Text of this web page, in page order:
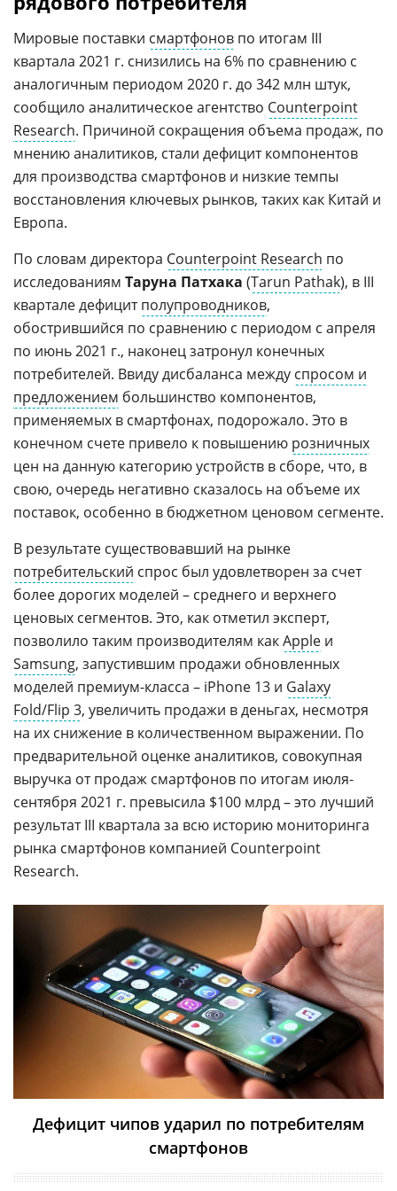
Мировые поставки смартфонов по итогам III
квартала 2021 г. снизились на 6% по сравнению с
аналогичным периодом 2020 г. до 342 млн штук,
сообщило аналитическое агентство Counterpoint
Research. Причиной сокращения объема продаж, по
мнению аналитиков, стали дефицит компонентов
для производства смартфонов и низкие темпы
восстановления ключевых рынков, таких как Китай и
Европа.
По словам директора Counterpoint Research по
исследованиям Таруна Патхака (Tarun Pathak), в III
квартале дефицитполупроводников,
обострившийся по сравнению с периодом с апреля
по июнь 2021 г., наконец затронул конечных
потребителей. Ввиду дисбаланса между спросом и
предложением большинство компонентов,
применяемых в смартфонах, подорожало. Это в
конечном счете привело к повышению розничных
цен на данную категорию устройств в сборе, что, в
свою, очередь негативно сказалось на объеме их
поставок, особенно в бюджетном ценовом сегменте.
В результате существовавший на рынке
потребительский спрос был удовлетворен за счет
более дорогих моделей – среднего и верхнего
ценовых сегментов. Это, как отметил эксперт,
позволило таким производителям какApple и
Samsung, запустившим продажи обновленных
моделей премиум-класса – iPhone 13 и Galaxy
Fold/Flip 3, увеличить продажи в деньгах, несмотря
на их снижение в количественном выражении. По
предварительной оценке аналитиков, совокупная
выручка от продаж смартфонов по итогам июля-
сентября 2021 г. превысила $100 млрд – это лучший
результат III квартала за всю историю мониторинга
рынка смартфонов компанией Counterpoint
Research.
Дефицит чипов ударил по потребителям
смартфонов